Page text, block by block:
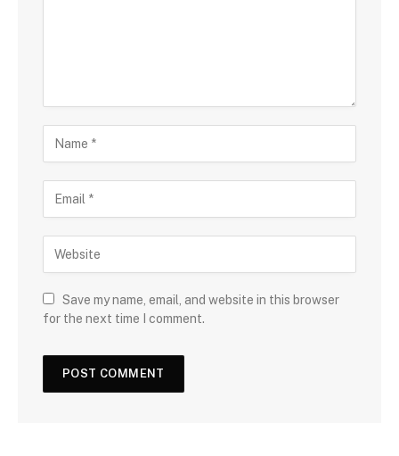
Save my name, email, and website in this browser
for the next time I comment.